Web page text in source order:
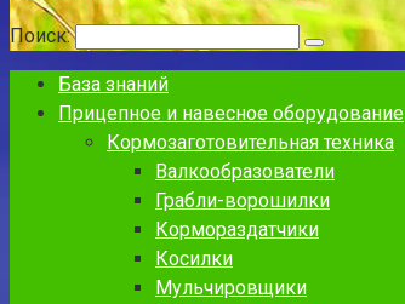
Поиск:
База знаний
Прицепное и навесное оборудование
Кормозаготовительная техника
Валкообразователи
Грабли-ворошилки
Кормораздатчики
Косилки
Мульчировщики